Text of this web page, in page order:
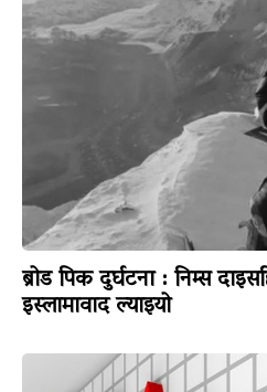
ब्रोड पिक दुर्घटना : निम्स
इस्लामावाद ल्याइयो